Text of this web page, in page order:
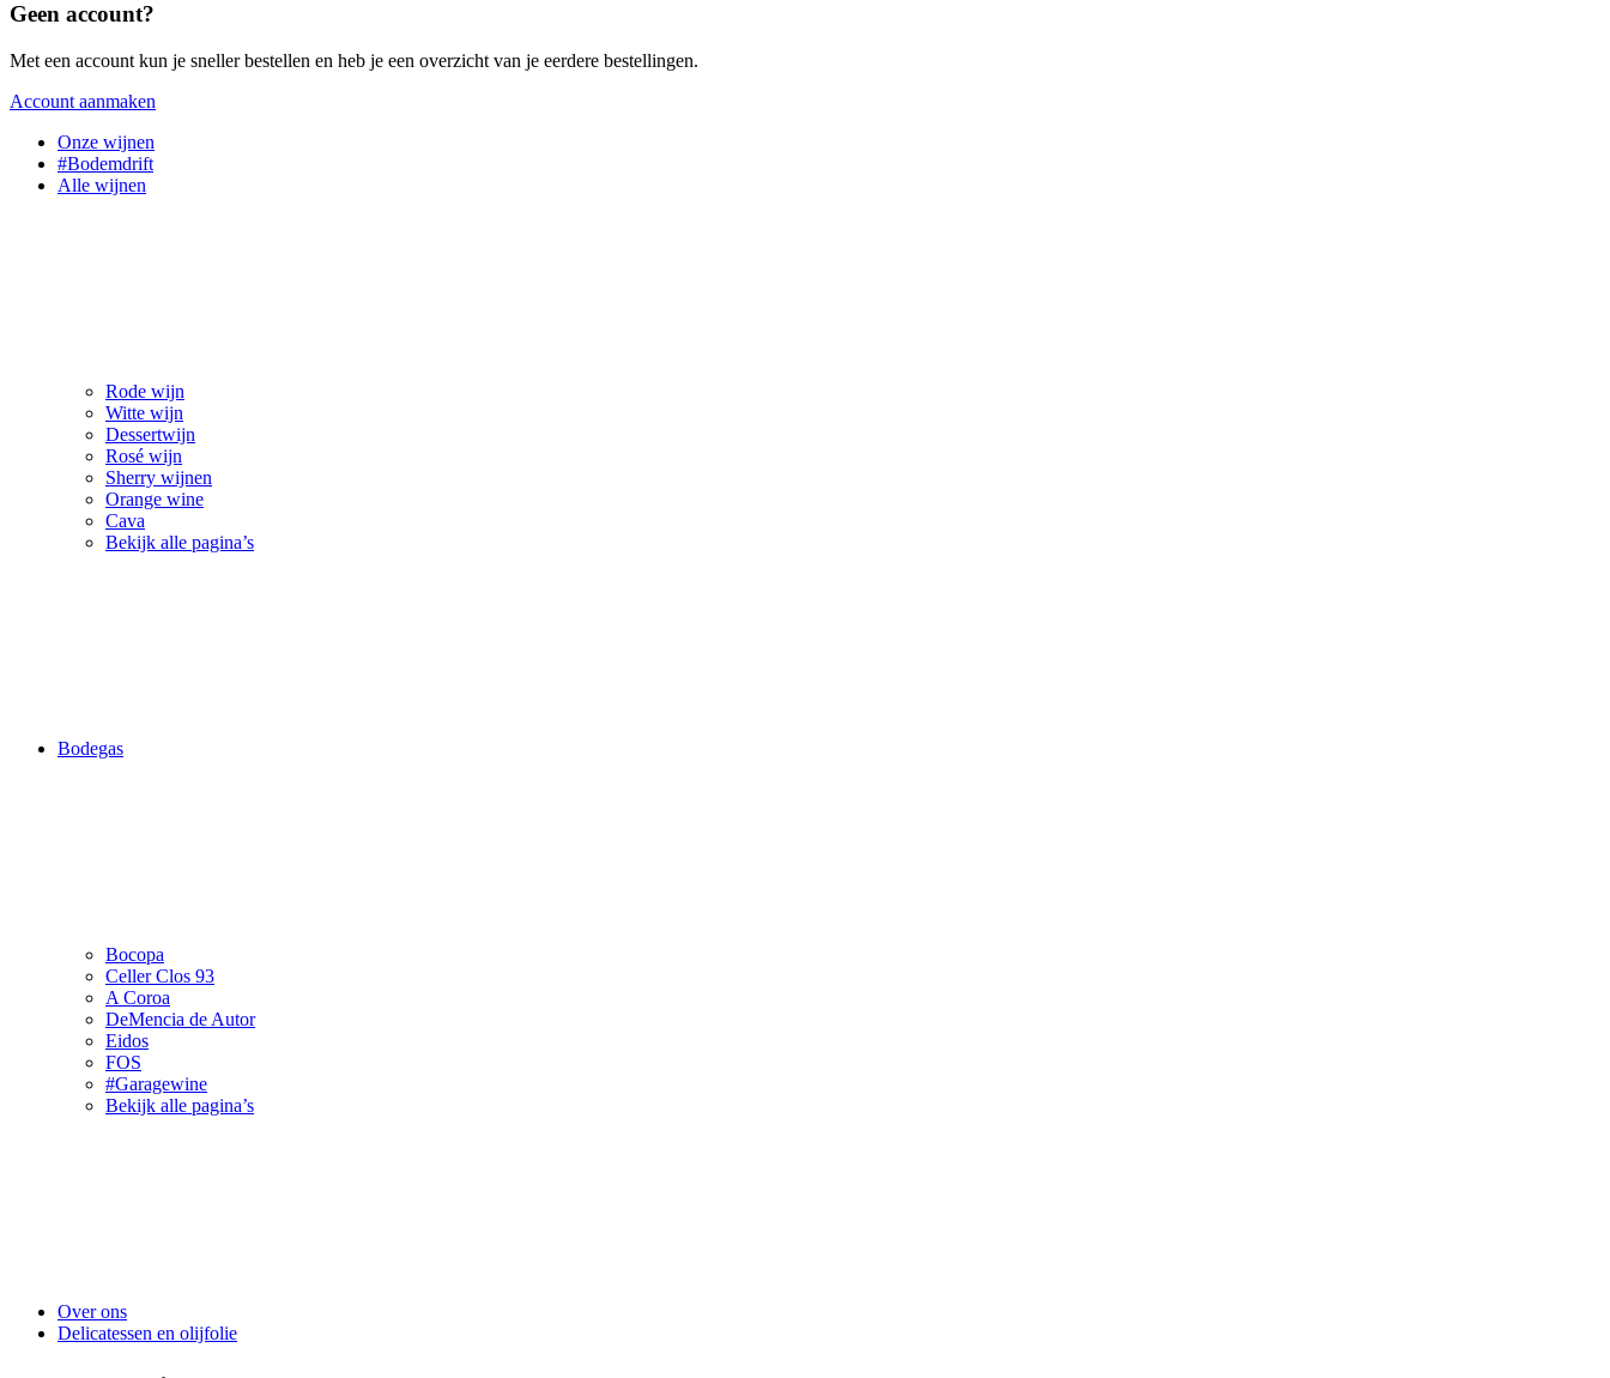
Geen account?
Met een account kun je sneller bestellen en heb je een overzicht van je eerdere bestellingen.
Account aanmaken
Onze wijnen
#Bodemdrift
Alle wijnen
Rode wijn
Witte wijn
Dessertwijn
Rosé wijn
Sherry wijnen
Orange wine
Cava
Bekijk alle pagina’s
Bodegas
Bocopa
Celler Clos 93
A Coroa
DeMencia de Autor
Eidos
FOS
#Garagewine
Bekijk alle pagina’s
Over ons
Delicatessen en olijfolie